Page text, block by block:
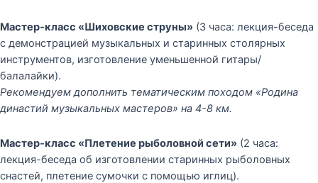
Мастер-класс «Шиховские струны» (3 часа: лекция-беседа
с демонстрацией музыкальных и старинных столярных
инструментов, изготовление уменьшенной гитары/
балалайки).
Рекомендуем дополнить тематическим походом «Родина
династий музыкальных мастеров» на 4-8 км.
Мастер-класс «Плетение рыболовной сети» (2 часа:
лекция-беседа об изготовлении старинных рыболовных
снастей, плетение сумочки с помощью иглиц).